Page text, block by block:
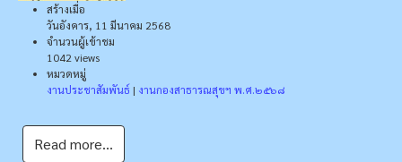
สร้างเมื่อ
วันอังคาร, 11 มีนาคม 2568
จำนวนผู้เข้าชม
1042 views
หมวดหมู่
งานประชาสัมพันธ์ | งานกองสาธารณสุขฯ พ.ศ.๒๕๖๘
Read more...